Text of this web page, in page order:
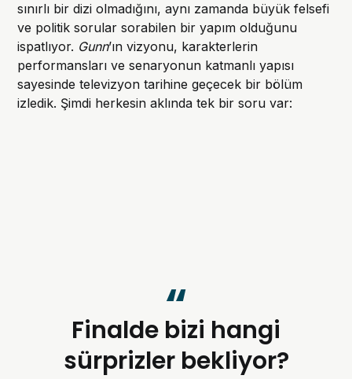
sınırlı bir dizi olmadığını, aynı zamanda büyük felsefi
ve politik sorular sorabilen bir yapım olduğunu
ispatlıyor. Gunn’ın vizyonu, karakterlerin
performansları ve senaryonun katmanlı yapısı
sayesinde televizyon tarihine geçecek bir bölüm
izledik. Şimdi herkesin aklında tek bir soru var:
Finalde bizi hangi
sürprizler bekliyor?